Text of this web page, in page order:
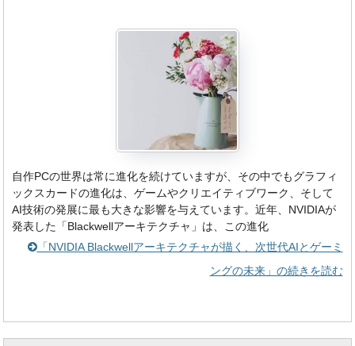
自作PCの世界は常に進化を続けていますが、その中でもグラフィ
ックスカードの進化は、ゲームやクリエイティブワーク、そして
AI技術の発展に最も大きな影響を与えています。近年、NVIDIAが
発表した「Blackwellアーキテクチャ」は、この進化
「NVIDIA Blackwellアーキテクチャが描く、次世代AIとゲーミ
ングの未来」の続きを読む